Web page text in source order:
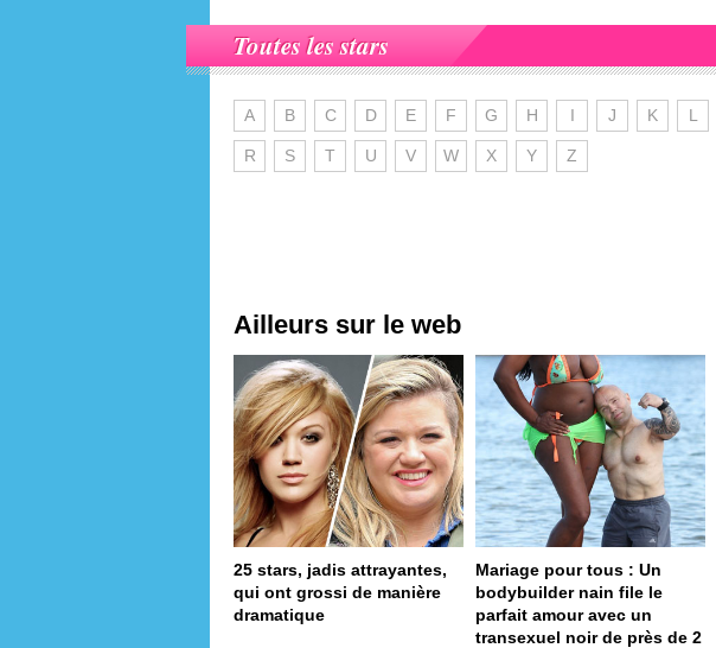
Toutes les stars
A B C D E F G H I J K L
R S T U V W X Y Z
Ailleurs sur le web
25 stars, jadis attrayantes,
qui ont grossi de manière
dramatique
Mariage pour tous : Un
bodybuilder nain file le
parfait amour avec un
transexuel noir de près de 2